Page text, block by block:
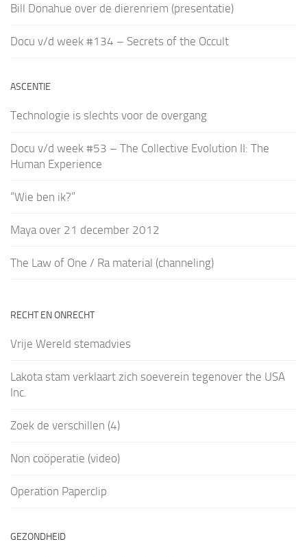
Bill Donahue over de dierenriem (presentatie)
Docu v/d week #134 – Secrets of the Occult
ASCENTIE
Technologie is slechts voor de overgang
Docu v/d week #53 – The Collective Evolution II: The
Human Experience
“Wie ben ik?”
Maya over 21 december 2012
The Law of One / Ra material (channeling)
RECHT EN ONRECHT
Vrije Wereld stemadvies
Lakota stam verklaart zich soeverein tegenover the USA
Inc.
Zoek de verschillen (4)
Non coöperatie (video)
Operation Paperclip
GEZONDHEID